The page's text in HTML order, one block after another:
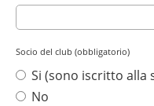
Socio del club (obbligatorio)
Si (sono iscritto alla
No